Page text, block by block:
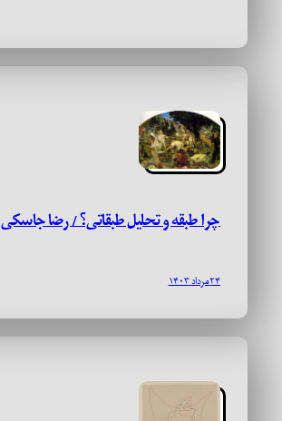
چرا طبقه و تحلیل طبقاتی؟ / رضا جاسکی
۲۴ مرداد ۱۴۰۳